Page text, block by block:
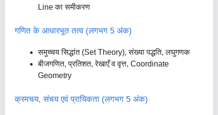
Line का समीकरण
गणित के आधारभूत तत्व (लगभग 5 अंक)
समुच्चय सिद्धांत (Set Theory), संख्या पद्धति, लघुगणक
बीजगणित, प्रतिशत, रेखाएँ व वृत्त, Coordinate
Geometry
क्रमचय, संचय एवं प्रायिकता (लगभग 5 अंक)